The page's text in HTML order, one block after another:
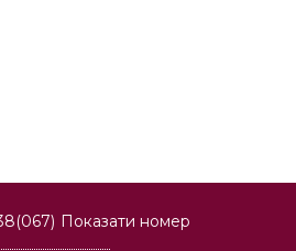
Показати номер